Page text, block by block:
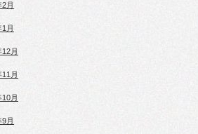
月
月
月
月
月
月